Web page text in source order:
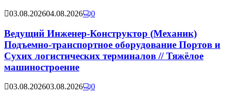
03.08.202604.08.2026 0
Ведущий Инженер-Конструктор (Механик)
Подъемно-транспортное оборудование Портов и
Сухих логистических терминалов // Тяжёлое
машиностроение
03.08.202603.08.2026 0